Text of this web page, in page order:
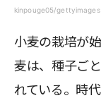
kinpouge05/gettyimages
小麦の栽培が
麦は、種子ご
れている。時